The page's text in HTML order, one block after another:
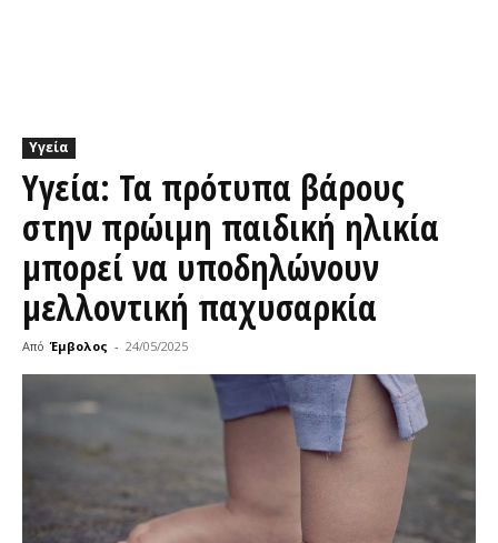
Υγεία
Υγεία: Τα πρότυπα βάρους
στην πρώιμη παιδική ηλικία
μπορεί να υποδηλώνουν
μελλοντική παχυσαρκία
Από Έμβολος - 24/05/2025